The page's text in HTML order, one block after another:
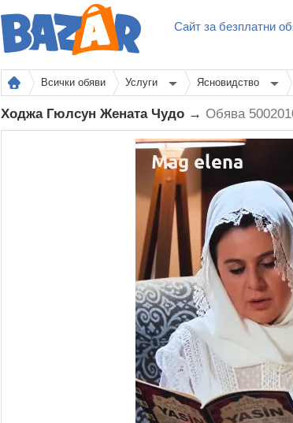
Сайт за безплатни
Всички обяви Услуги Ясновидство
Ходжа Гюлсун Жената Чудо → Обява